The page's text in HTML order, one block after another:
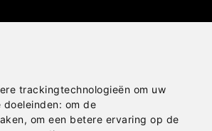
trackingtechnologieën om uw
om de
, om een betere ervaring op de